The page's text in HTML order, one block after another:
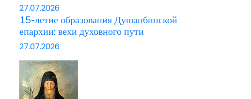
27.07.2026
15-летие образования Душанбинской
епархии: вехи духовного пути
27.07.2026